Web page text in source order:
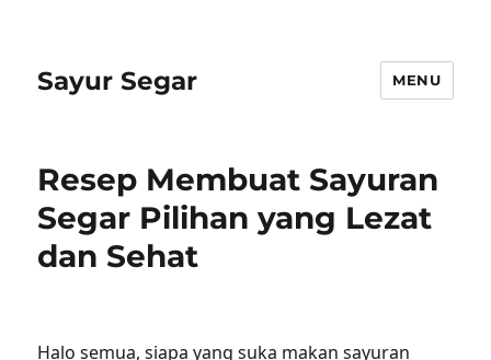
Sayur Segar MENU
Resep Membuat Sayuran
Segar Pilihan yang Lezat
dan Sehat
Halo semua, siapa yang suka makan sayuran